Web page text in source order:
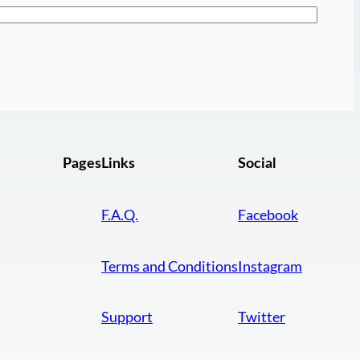
PagesLinks
F.A.Q.
Terms and Conditions
Support
Social
Facebook
Instagram
Twitter